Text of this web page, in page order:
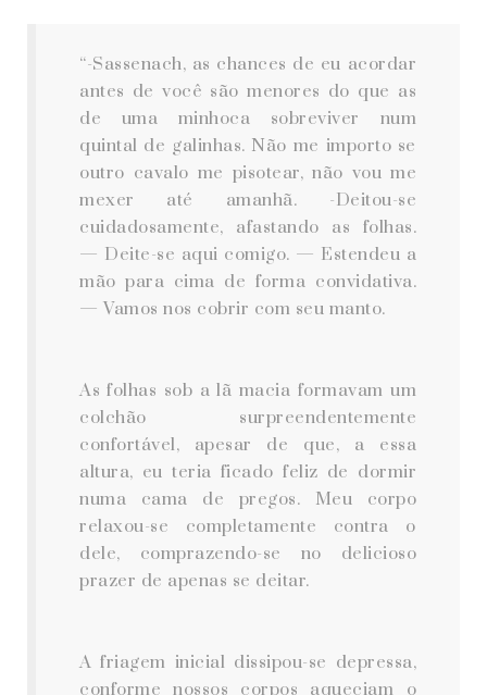
“-Sassenach, as chances de eu acordar
antes de você são menores do que as
de uma minhoca sobreviver num
quintal de galinhas. Não me importo se
outro cavalo me pisotear, não vou me
mexer até amanhã. -Deitou-se
cuidadosamente, afastando as folhas.
— Deite-se aqui comigo. — Estendeu a
mão para cima de forma convidativa.
— Vamos nos cobrir com seu manto.
As folhas sob a lã macia formavam um
colchão surpreendentemente
confortável, apesar de que, a essa
altura, eu teria ficado feliz de dormir
numa cama de pregos. Meu corpo
relaxou-se completamente contra o
dele, comprazendo-se no delicioso
prazer de apenas se deitar.
A friagem inicial dissipou-se depressa,
conforme nossos corpos aqueciam o